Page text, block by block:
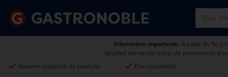
Information importante: À partir du 1er
Veuillez demander votre clé personnelle à
done Gamme complète de produits done Prix compétitifs